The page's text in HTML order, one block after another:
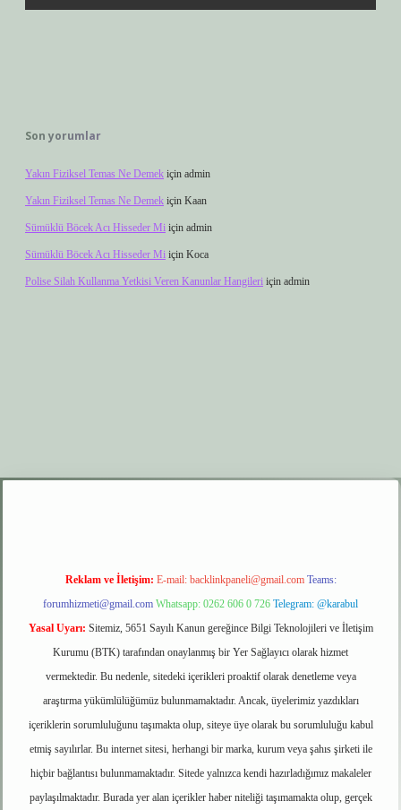
Son yorumlar
Yakın Fiziksel Temas Ne Demek için admin
Yakın Fiziksel Temas Ne Demek için Kaan
Sümüklü Böcek Acı Hisseder Mi için admin
Sümüklü Böcek Acı Hisseder Mi için Koca
Polise Silah Kullanma Yetkisi Veren Kanunlar Hangileri için admin
elexbet giriş
Reklam ve İletişim: E-mail: backlinkpaneli@gmail.com Teams:
forumhizmeti@gmail.com Whatsapp: 0262 606 0 726 Telegram: @karabul
Yasal Uyarı: Sitemiz, 5651 Sayılı Kanun gereğince Bilgi Teknolojileri ve İletişim
Kurumu (BTK) tarafından onaylanmış bir Yer Sağlayıcı olarak hizmet
vermektedir. Bu nedenle, sitedeki içerikleri proaktif olarak denetleme veya
araştırma yükümlülüğümüz bulunmamaktadır. Ancak, üyelerimiz yazdıkları
içeriklerin sorumluluğunu taşımakta olup, siteye üye olarak bu sorumluluğu kabul
etmiş sayılırlar. Bu internet sitesi, herhangi bir marka, kurum veya şahıs şirketi ile
hiçbir bağlantısı bulunmamaktadır. Sitede yalnızca kendi hazırladığımız makaleler
paylaşılmaktadır. Burada yer alan içerikler haber niteliği taşımamakta olup, gerçek